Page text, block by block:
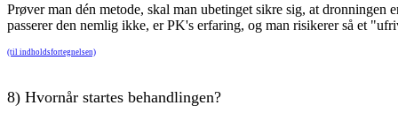
Prøver man dén metode, skal man ubetinget sikre sig, at dronningen
passerer den nemlig ikke, er PK's erfaring, og man risikerer så et
(til indholdsfortegnelsen)
8) Hvornår startes behandlingen?